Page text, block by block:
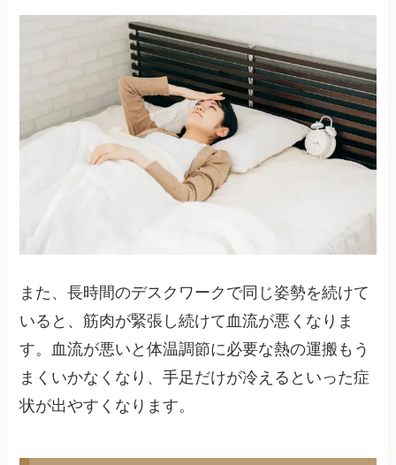
また、長時間のデスクワークで同じ姿勢を続けて
いると、筋肉が緊張し続けて血流が悪くなりま
す。血流が悪いと体温調節に必要な熱の運搬もう
まくいかなくなり、手足だけが冷えるといった症
状が出やすくなります。